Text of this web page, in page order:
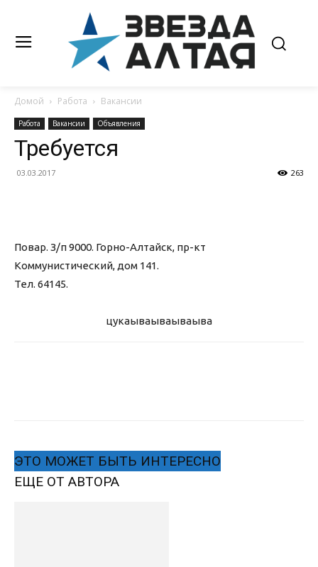
Домой Работа Вакансии
Работа Вакансии Объявления
Требуется
03.03.2017 263
Повар. З/п 9000. Горно-Алтайск, пр-кт
Коммунистический, дом 141.
Тел. 64145.
цукаываываываыва
ЭТО МОЖЕТ БЫТЬ ИНТЕРЕСНО
ЕЩЕ ОТ АВТОРА